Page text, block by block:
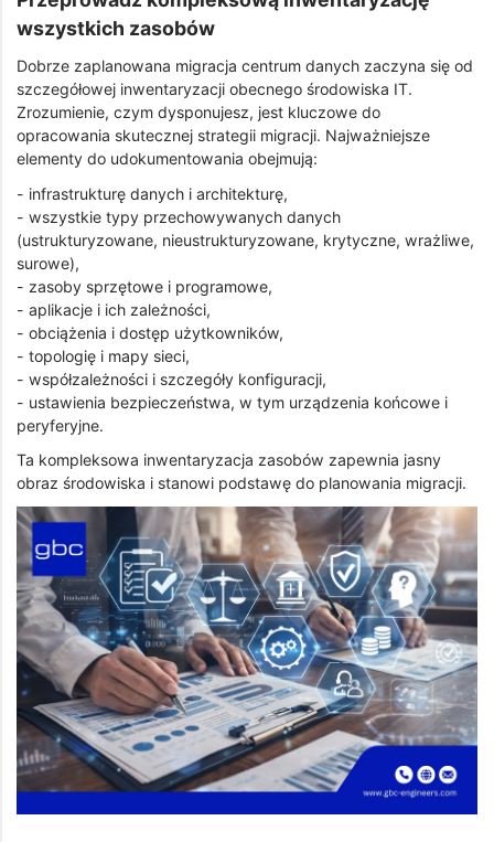
wszystkich zasobów
Dobrze zaplanowana migracja centrum danych zaczyna się od
szczegółowej inwentaryzacji obecnego środowiska IT.
Zrozumienie, czym dysponujesz, jest kluczowe do
opracowania skutecznej strategii migracji. Najważniejsze
elementy do udokumentowania obejmują:
- infrastrukturę danych i architekturę,
- wszystkie typy przechowywanych danych
(ustrukturyzowane, nieustrukturyzowane, krytyczne, wrażliwe,
surowe),
- zasoby sprzętowe i programowe,
- aplikacje i ich zależności,
- obciążenia i dostęp użytkowników,
- topologię i mapy sieci,
- współzależności i szczegóły konfiguracji,
- ustawienia bezpieczeństwa, w tym urządzenia końcowe i
peryferyjne.
Ta kompleksowa inwentaryzacja zasobów zapewnia jasny
obraz środowiska i stanowi podstawę do planowania migracji.